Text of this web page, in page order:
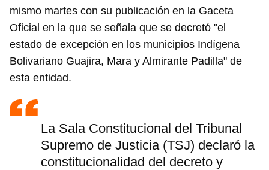
mismo martes con su publicación en la Gaceta
Oficial en la que se señala que se decretó "el
estado de excepción en los municipios Indígena
Bolivariano Guajira, Mara y Almirante Padilla" de
esta entidad.
La Sala Constitucional del Tribunal
Supremo de Justicia (TSJ) declaró la
constitucionalidad del decreto y